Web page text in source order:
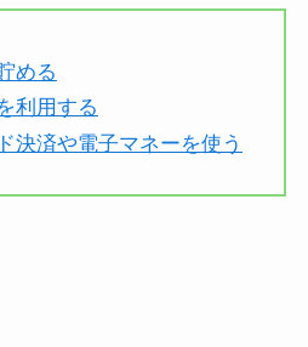
める
利用する
決済や電子マネーを使う